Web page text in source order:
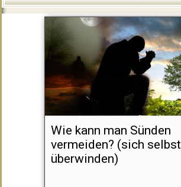
Wie kann man Sünden
vermeiden? (sich selbst
überwinden)